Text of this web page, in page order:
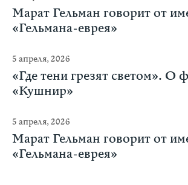
Марат Гельман говорит от
«Гельмана-еврея»
5 апреля, 2026
«Где тени грезят светом». О
«Кушнир»
5 апреля, 2026
Марат Гельман говорит от
«Гельмана-еврея»